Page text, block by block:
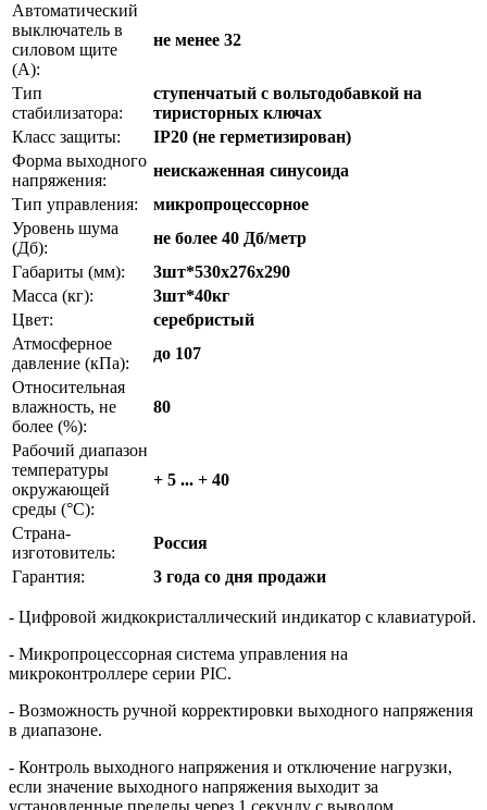
Автоматический
выключатель в
силовом щите
(А):
не менее 32
Тип
стабилизатора:
ступенчатый с вольтодобавкой на
тиристорных ключах
Класс защиты:
IP20 (не герметизирован)
Форма выходного
напряжения:
неискаженная синусоида
Тип управления:
микропроцессорное
Уровень шума
(Дб):
не более 40 Дб/метр
Габариты (мм):
3шт*530x276x290
Масса (кг):
3шт*40кг
Цвет:
серебристый
Атмосферное
давление (кПа):
до 107
Относительная
влажность, не
более (%):
80
Рабочий диапазон
температуры
окружающей
среды (°С):
+ 5 ... + 40
Страна-
изготовитель:
Россия
Гарантия:
3 года со дня продажи
- Цифровой жидкокристаллический индикатор с клавиатурой.
- Микропроцессорная система управления на
микроконтроллере серии PIC.
- Возможность ручной корректировки выходного напряжения
в диапазоне.
- Контроль выходного напряжения и отключение нагрузки,
если значение выходного напряжения выходит за